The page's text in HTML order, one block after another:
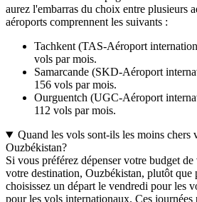
aurez l'embarras du choix entre plusieurs
aéroports comprennent les suivants :
Tachkent (TAS-Aéroport
vols par mois.
Samarcande (SKD-Aéroport
156 vols par mois.
Ourguentch (UGC-Aéroport
112 vols par mois.
Quand les vols sont-ils les moins chers
Ouzbékistan?
Si vous préférez dépenser votre budget
votre destination, Ouzbékistan, plutôt que
choisissez un départ le vendredi pour les
pour les vols internationaux. Ces journées